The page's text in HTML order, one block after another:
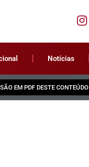
Notícias
EM PDF DESTE CONTEÚDO